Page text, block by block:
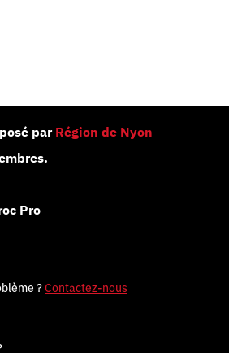
par Région de Nyon
Pro
?Contactez-nous